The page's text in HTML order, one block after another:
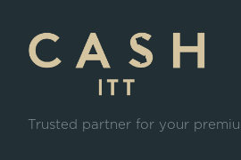
Trusted partner for your